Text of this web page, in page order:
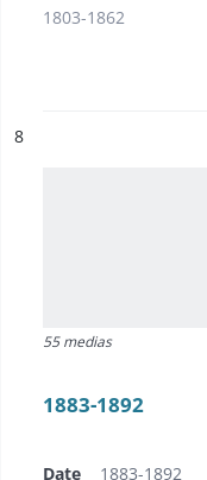
1803-1862
n°
8
55 medias
1883-1892
Date 1883-1892